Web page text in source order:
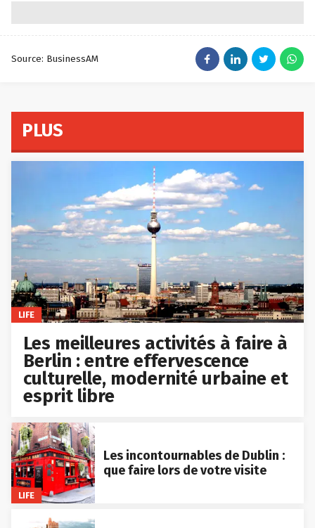
Source: BusinessAM
PLUS
LIFE
Les meilleures activités à faire à
Berlin : entre effervescence
culturelle, modernité urbaine et
esprit libre
LIFE
Les incontournables de Dublin :
que faire lors de votre visite